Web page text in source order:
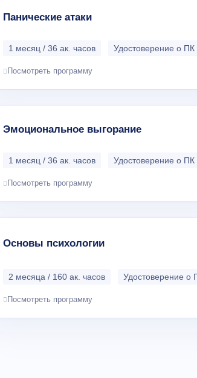
Панические атаки
1 месяц / 36 ак. часов Удостоверение о ПК
Посмотреть программу
Эмоциональное выгорание
1 месяц / 36 ак. часов Удостоверение о ПК
Посмотреть программу
Основы психологии
2 месяца / 160 ак. часов Удостоверение о
Посмотреть программу